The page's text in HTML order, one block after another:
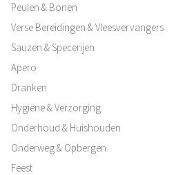
Peulen & Bonen
Verse Bereidingen & Vleesvervangers
Sauzen & Specerijen
Apero
Dranken
Hygiëne & Verzorging
Onderhoud & Huishouden
Onderweg & Opbergen
Feest